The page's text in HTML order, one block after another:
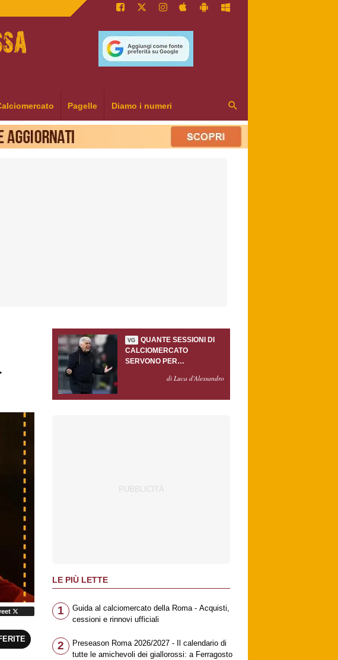
Pagelle Diamo i numeri
VG
QUANTE SESSIONI DI
CALCIOMERCATO
SERVONO PER
GASPERINI?di Luca d'Alessandro
LE PIÙ LETTE
1
Guida al calciomercato della Roma - Acquisti,
cessioni e rinnovi ufficiali
2
Preseason Roma 2026/2027 - Il calendario di
tutte le amichevoli dei giallorossi: a Ferragosto